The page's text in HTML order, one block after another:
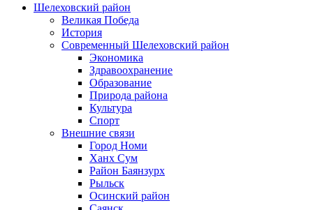
Шелеховский район
Великая Победа
История
Современный Шелеховский район
Экономика
Здравоохранение
Образование
Природа района
Культура
Спорт
Внешние связи
Город Номи
Ханх Сум
Район Баянзурх
Рыльск
Осинский район